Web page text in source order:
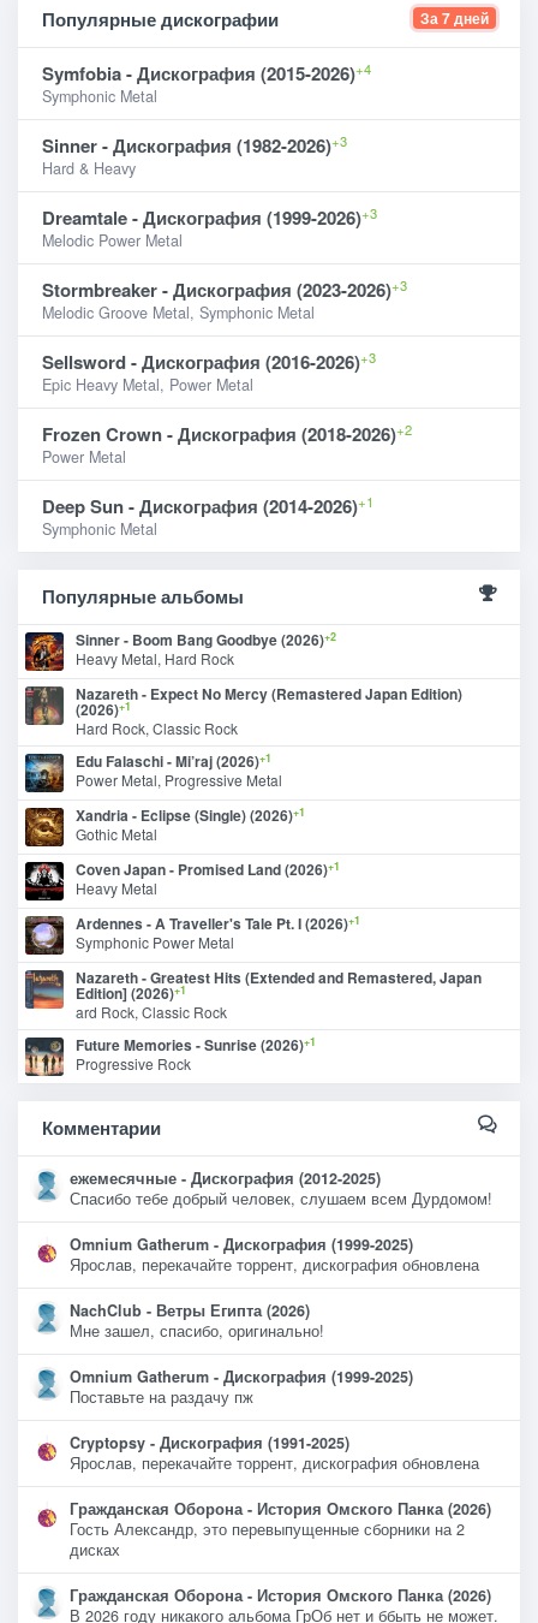
Популярные дискографии За 7 дней
Symfobia - Дискография (2015-2026)+4
Symphonic Metal
Sinner - Дискография (1982-2026)+3
Hard & Heavy
Dreamtale - Дискография (1999-2026)+3
Melodic Power Metal
Stormbreaker - Дискография (2023-2026)+3
Melodic Groove Metal, Symphonic Metal
Sellsword - Дискография (2016-2026)+3
Epic Heavy Metal, Power Metal
Frozen Crown - Дискография (2018-2026)+2
Power Metal
Deep Sun - Дискография (2014-2026)+1
Symphonic Metal
Популярные альбомы
Sinner - Boom Bang Goodbye (2026)+2
Heavy Metal, Hard Rock
Nazareth - Expect No Mercy (Remastered Japan Edition)
(2026)+1
Hard Rock, Classic Rock
Edu Falaschi - Mi’raj (2026)+1
Power Metal, Progressive Metal
Xandria - Eclipse (Single) (2026)+1
Gothic Metal
Coven Japan - Promised Land (2026)+1
Heavy Metal
Ardennes - A Traveller's Tale Pt. I (2026)+1
Symphonic Power Metal
Nazareth - Greatest Hits (Extended and Remastered, Japan
Edition] (2026)+1
ard Rock, Classic Rock
Future Memories - Sunrise (2026)+1
Progressive Rock
Комментарии
ежемесячные - Дискография (2012-2025)
Спасибо тебе добрый человек, слушаем всем Дурдомом!
Omnium Gatherum - Дискография (1999-2025)
Ярослав, перекачайте торрент, дискография обновлена
NachClub - Ветры Египта (2026)
Мне зашел, спасибо, оригинально!
Omnium Gatherum - Дискография (1999-2025)
Поставьте на раздачу пж
Cryptopsy - Дискография (1991-2025)
Ярослав, перекачайте торрент, дискография обновлена
Гражданская Оборона - История Омского Панка (2026)
Гость Александр, это перевыпущенные сборники на 2
дисках
Гражданская Оборона - История Омского Панка (2026)
В 2026 году никакого альбома ГрОб нет и ббыть не может.